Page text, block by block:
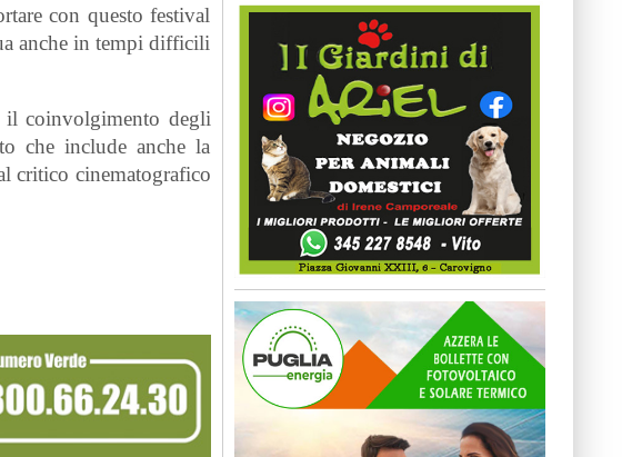
con questo festival
anche in tempi difficili
il coinvolgimento degli
che include anche la
critico cinematografico